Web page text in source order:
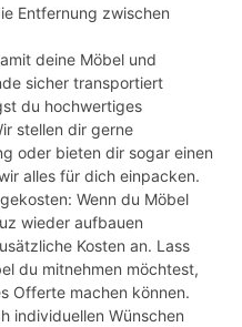
Entfernung zwischen
deine Möbel und
sicher transportiert
du hochwertiges
stellen dir gerne
oder bieten dir sogar einen
alles für dich einpacken.
Wenn du Möbel
wieder aufbauen
Kosten an. Lass
du mitnehmen möchtest,
Offerte machen können.
individuellen Wünschen